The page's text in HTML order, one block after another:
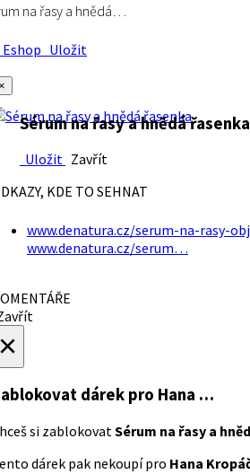
na řasy a hnědá…
Uložit
Sérum na řasy a hnědá řasenka
Uložit Zavřít
KDE TO SEHNAT
www.denatura.cz/serum-na-rasy-
www.denatura.cz/serum…
dárek pro Hana …
si zablokovatSérum na řasy a
dárek pak nekoupí pro Hana